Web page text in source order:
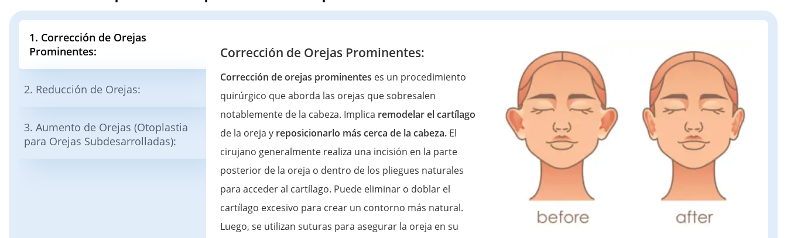
1. Corrección de Orejas
Prominentes:
2. Reducción de Orejas:
3. Aumento de Orejas (Otoplastia
para Orejas Subdesarrolladas):
Corrección de Orejas Prominentes:
Corrección de orejas prominentes es un procedimiento
quirúrgico que aborda las orejas que sobresalen
notablemente de la cabeza. Implica remodelar el cartílago
de la oreja y reposicionarlo más cerca de la cabeza. El
cirujano generalmente realiza una incisión en la parte
posterior de la oreja o dentro de los pliegues naturales
para acceder al cartílago. Puede eliminar o doblar el
cartílago excesivo para crear un contorno más natural.
Luego, se utilizan suturas para asegurar la oreja en su